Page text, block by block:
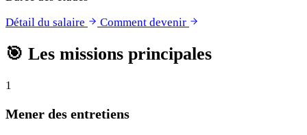
Détail du salaire
Comment devenir
🎯 Les missions principales
1
Mener des entretiens